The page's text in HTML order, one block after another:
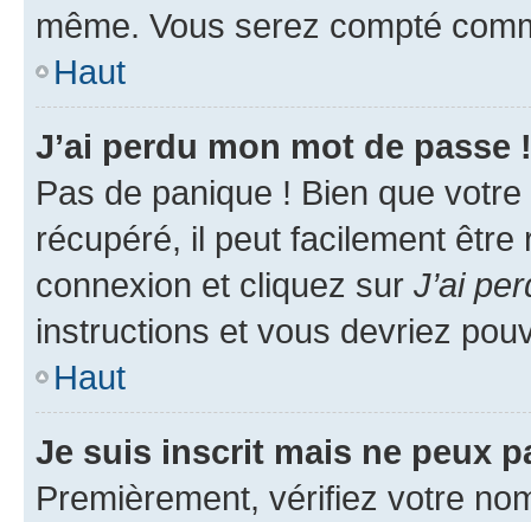
même. Vous serez compté
Haut
J’ai perdu mon mot de passe !
Pas de panique ! Bien que
récupéré, il peut facilement
connexion et cliquez sur J’ai
instructions et vous devriez
Haut
Je suis inscrit mais ne peux
Premièrement, vérifiez votre